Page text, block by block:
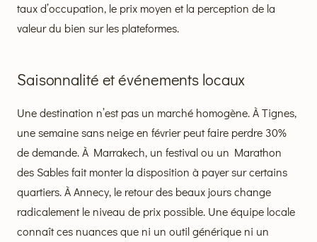
taux d’occupation, le prix moyen et la perception de la
valeur du bien sur les plateformes.
Saisonnalité et événements locaux
Une destination n’est pas un marché homogène. À Tignes,
une semaine sans neige en février peut faire perdre 30%
de demande. À Marrakech, un festival ou un Marathon
des Sables fait monter la disposition à payer sur certains
quartiers. À Annecy, le retour des beaux jours change
radicalement le niveau de prix possible. Une équipe locale
connaît ces nuances que ni un outil générique ni un